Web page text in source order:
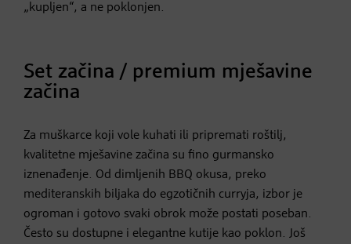
„kupljen“, a ne poklonjen.
Set začina / premium mješavine
začina
Za muškarce koji vole kuhati ili pripremati roštilj,
kvalitetne mješavine začina su fino gurmansko
iznenađenje. Od dimljenih BBQ okusa, preko
mediteranskih biljaka do egzotičnih curryja, izbor je
ogroman i gotovo svaki obrok može postati poseban.
Često su dostupne i elegantne kutije kao poklon. Još